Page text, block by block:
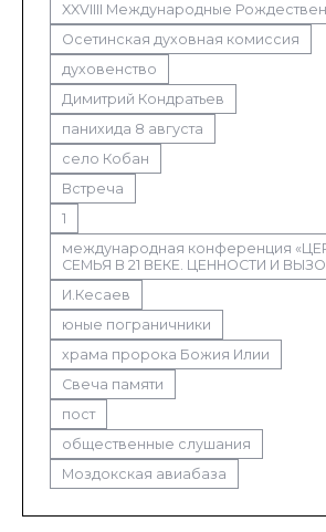
XXVIIII Международные
Осетинская духовная комиссия
духовенство
Димитрий Кондратьев
панихида 8 августа
село Кобан
Встреча
1
международная конференция
СЕМЬЯ В 21 ВЕКЕ. ЦЕННОСТИ И
И.Кесаев
юные пограничники
храма пророка Божия Илии
Свеча памяти
пост
общественные слушания
Моздокская авиабаза